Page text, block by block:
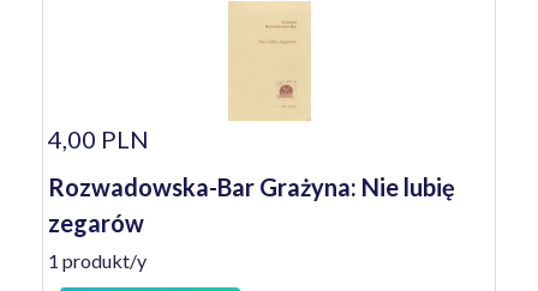
4,00 PLN
Rozwadowska-Bar Grażyna: Nie lubię
zegarów
1 produkt/y